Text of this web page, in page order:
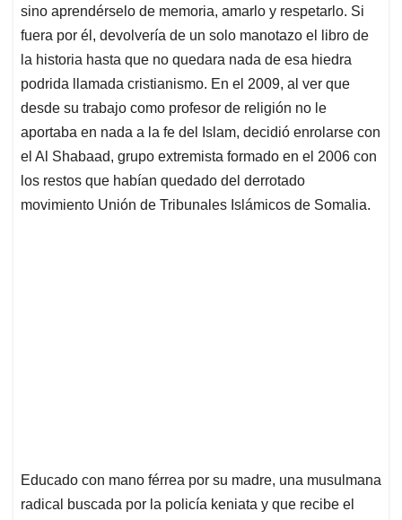
p
p
o
k
I
n
s
sino aprendérselo de memoria, amarlo y respetarlo. Si
fuera por él, devolvería de un solo manotazo el libro de
la historia hasta que no quedara nada de esa hiedra
podrida llamada cristianismo. En el 2009, al ver que
desde su trabajo como profesor de religión no le
aportaba en nada a la fe del Islam, decidió enrolarse con
el Al Shabaad, grupo extremista formado en el 2006 con
los restos que habían quedado del derrotado
movimiento Unión de Tribunales Islámicos de Somalia.
Educado con mano férrea por su madre, una musulmana
radical buscada por la policía keniata y que recibe el